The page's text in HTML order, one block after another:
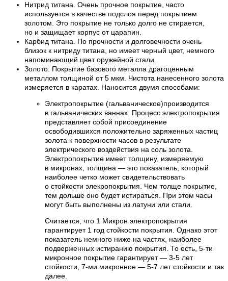
Нитрид титана. Очень прочное покрытие, часто
используется в качестве подслоя перед покрытием
золотом. Это покрытие не только долго не стирается,
но и защищает корпус от царапин.
Карбид титана. По прочности и долговечности очень
близок к нитриду титана, но имеет черный цвет, немного
напоминающий цвет оружейной стали.
Золото. Покрытие базового металла драгоценным
металлом толщиной от 5 мкм. Чистота нанесенного золота
измеряется в каратах. Наносится двумя способами:
Электропокрытие (гальваническое)производится
в гальванических ваннах. Процесс электропокрытия
представляет собой присоединение
освободившихся положительно заряженных частиц
золота к поверхности часов в результате
электрического воздействия на соль золота.
Электропокрытие имеет толщину, измеряемую
в микронах, толщина — это показатель, который
наиболее четко может свидетельствовать
о стойкости элекропокрытия. Чем толще покрытие,
тем дольше оно будет истираться. При этом часы
могут быть выполнены из латуни или стали.
Считается, что 1 Микрон электропокрытия
гарантирует 1 год стойкости покрытия. Однако этот
показатель немного ниже на частях, наиболее
подверженных истиранию покрытия. То есть, 5-ти
микронное покрытие гарантирует — 3-5 лет
стойкости, 7-ми микронное — 5-7 лет стойкости и так
далее.